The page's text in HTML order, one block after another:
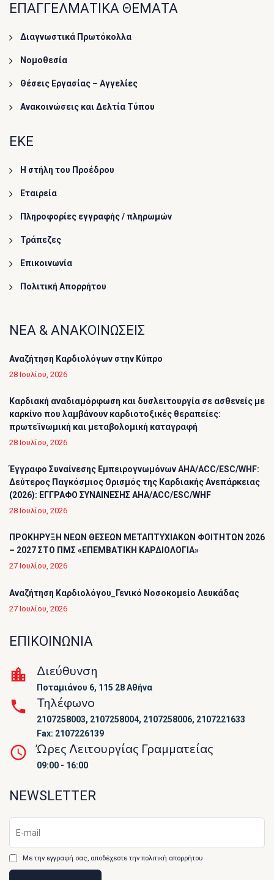
ΕΠΑΓΓΕΛΜΑΤΙΚΑ ΘΕΜΑΤΑ
Διαγνωστικά Πρωτόκολλα
Νομοθεσία
Θέσεις Εργασίας – Αγγελίες
Ανακοινώσεις και Δελτία Τύπου
ΕΚΕ
Η στήλη του Προέδρου
Εταιρεία
Πληροφορίες εγγραφής / πληρωμών
Τράπεζες
Επικοινωνία
Πολιτική Απορρήτου
ΝΕΑ & ΑΝΑΚΟΙΝΩΣΕΙΣ
Αναζήτηση Καρδιολόγων στην Κύπρο
28 Ιουλίου, 2026
Καρδιακή αναδιαμόρφωση και δυσλειτουργία σε ασθενείς με
καρκίνο που λαμβάνουν καρδιοτοξικές θεραπείες:
πρωτεϊνωμική και μεταβολομική καταγραφή
28 Ιουλίου, 2026
Έγγραφο Συναίνεσης Εμπειρογνωμόνων AHA/ACC/ESC/WHF:
Δεύτερος Παγκόσμιος Ορισμός της Καρδιακής Ανεπάρκειας
(2026): ΕΓΓΡΑΦΟ ΣΥΝΑΙΝΕΣΗΣ AHA/ACC/ESC/WHF
28 Ιουλίου, 2026
ΠΡΟΚΗΡΥΞΗ ΝΕΩΝ ΘΕΣΕΩΝ ΜΕΤΑΠΤΥΧΙΑΚΩΝ ΦΟΙΤΗΤΩΝ 2026
– 2027 ΣΤΟ ΠΜΣ «ΕΠΕΜΒΑΤΙΚΗ ΚΑΡΔΙΟΛΟΓΙΑ»
27 Ιουλίου, 2026
Αναζήτηση Καρδιολόγου_Γενικό Νοσοκομείο Λευκάδας
27 Ιουλίου, 2026
ΕΠΙΚΟΙΝΩΝΙΑ
Διεύθυνση
Ποταμιάνου 6, 115 28 Αθήνα
Τηλέφωνο
2107258003, 2107258004, 2107258006, 2107221633
Fax: 2107226139
Ώρες Λειτουργίας Γραμματείας
09:00 - 16:00
NEWSLETTER
Με την εγγραφή σας, αποδέχεστε την πολιτική απορρήτου